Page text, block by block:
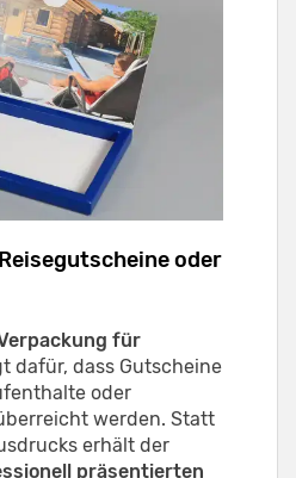
oder
für
dafür, dass Gutscheine
oder
werden. Statt
erhält der
präsentierten